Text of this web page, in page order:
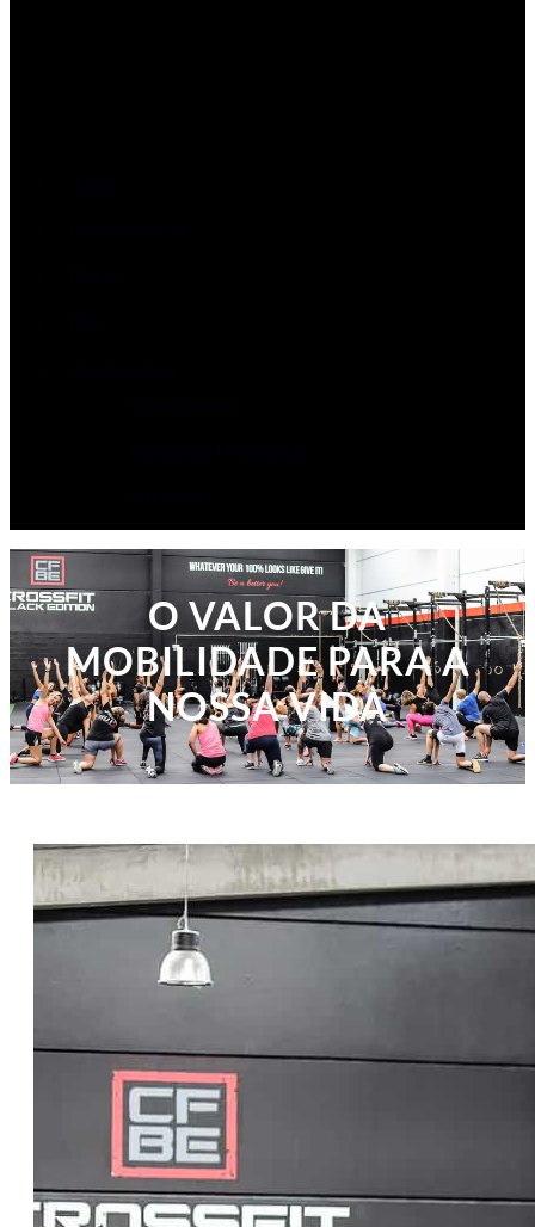
O VALOR DA
MOBILIDADE PARA A
NOSSA VIDA